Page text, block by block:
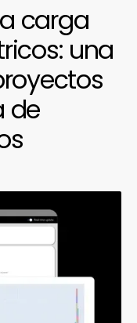
carga
una
de